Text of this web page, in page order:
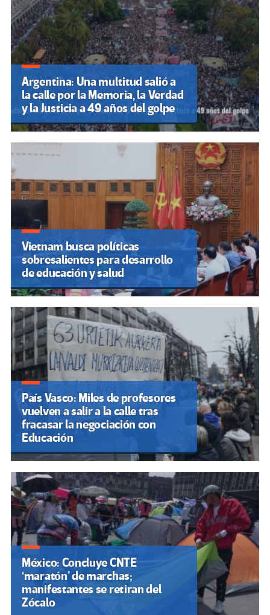
Argentina: Una multitud salió a
la calle por la Memoria, la Verdad
y la Justicia a 49 años del golpe
Vietnam busca políticas
sobresalientes para desarrollo
de educación y salud
País Vasco: Miles de profesores
vuelven a salir a la calle tras
fracasar la negociación con
Educación
México: Concluye CNTE
‘maratón’ de marchas;
manifestantes se retiran del
Zócalo